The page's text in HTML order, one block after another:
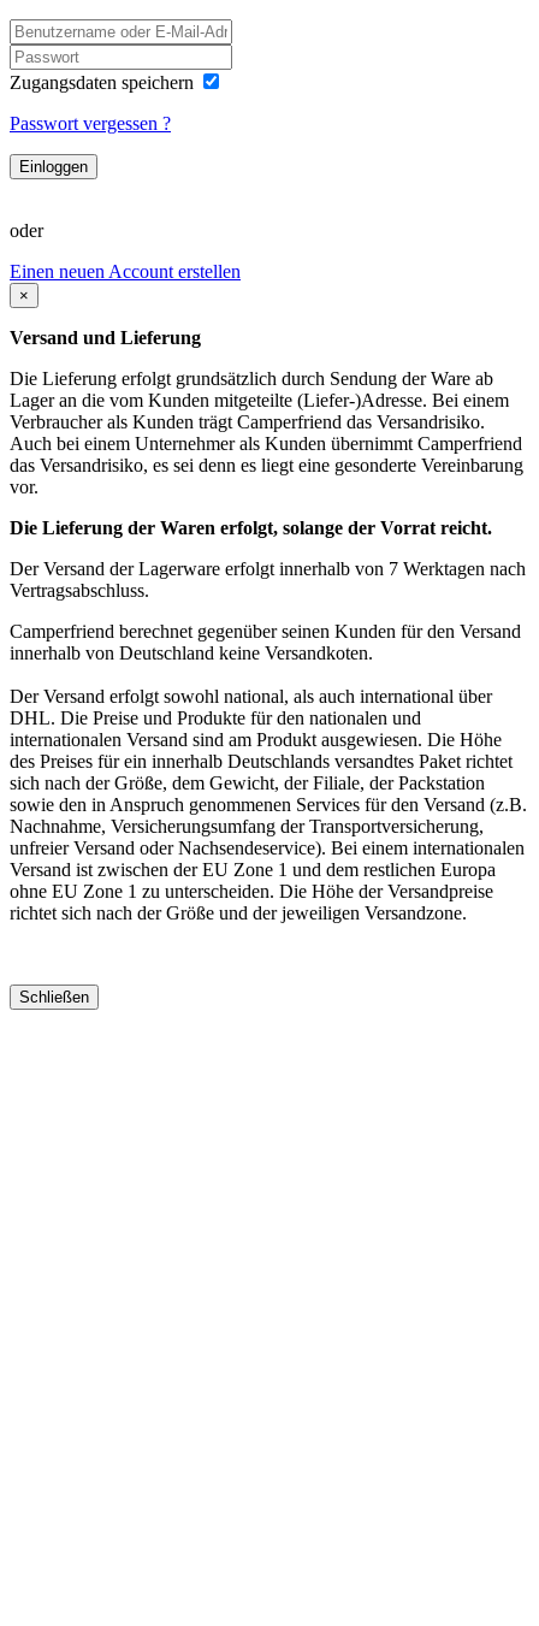
Zugangsdaten speichern
Passwort vergessen ?
Einloggen
oder
Einen neuen Account erstellen
×
Versand und Lieferung
Die Lieferung erfolgt grundsätzlich durch Sendung der Ware ab
Lager an die vom Kunden mitgeteilte (Liefer-)Adresse. Bei einem
Verbraucher als Kunden trägt Camperfriend das Versandrisiko.
Auch bei einem Unternehmer als Kunden übernimmt Camperfriend
das Versandrisiko, es sei denn es liegt eine gesonderte Vereinbarung
vor.
Die Lieferung der Waren erfolgt, solange der Vorrat reicht.
Der Versand der Lagerware erfolgt innerhalb von 7 Werktagen nach
Vertragsabschluss.
Camperfriend berechnet gegenüber seinen Kunden für den Versand
innerhalb von Deutschland keine Versandkoten.
Der Versand erfolgt sowohl national, als auch international über
DHL. Die Preise und Produkte für den nationalen und
internationalen Versand sind am Produkt ausgewiesen. Die Höhe
des Preises für ein innerhalb Deutschlands versandtes Paket richtet
sich nach der Größe, dem Gewicht, der Filiale, der Packstation
sowie den in Anspruch genommenen Services für den Versand (z.B.
Nachnahme, Versicherungsumfang der Transportversicherung,
unfreier Versand oder Nachsendeservice). Bei einem internationalen
Versand ist zwischen der EU Zone 1 und dem restlichen Europa
ohne EU Zone 1 zu unterscheiden. Die Höhe der Versandpreise
richtet sich nach der Größe und der jeweiligen Versandzone.
Schließen